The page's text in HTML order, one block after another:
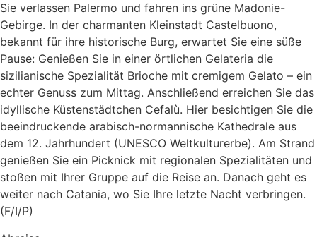
Sie verlassen Palermo und fahren ins grüne Madonie-
Gebirge. In der charmanten Kleinstadt Castelbuono,
bekannt für ihre historische Burg, erwartet Sie eine süße
Pause: Genießen Sie in einer örtlichen Gelateria die
sizilianische Spezialität Brioche mit cremigem Gelato – ein
echter Genuss zum Mittag. Anschließend erreichen Sie das
idyllische Küstenstädtchen Cefalù. Hier besichtigen Sie die
beeindruckende arabisch-normannische Kathedrale aus
dem 12. Jahrhundert (UNESCO Weltkulturerbe). Am Strand
genießen Sie ein Picknick mit regionalen Spezialitäten und
stoßen mit Ihrer Gruppe auf die Reise an. Danach geht es
weiter nach Catania, wo Sie Ihre letzte Nacht verbringen.
(F/I/P)